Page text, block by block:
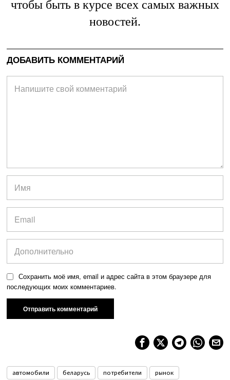
чтобы быть в курсе всех самых важных
новостей.
ДОБАВИТЬ КОММЕНТАРИЙ
Сохранить моё имя, email и адрес сайта в этом браузере для
последующих моих комментариев.
автомобили беларусь потребители
рынок